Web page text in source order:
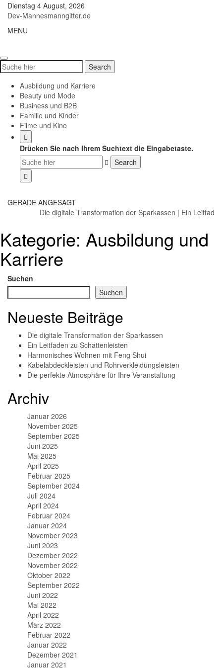
SkipDienstag 4 August, 2026
Dev-Mannesmanngitter.de
MENU
Search
for:
Search
Ausbildung und Karriere
Beauty und Mode
Business und B2B
Familie und Kinder
Filme und Kino
Drücken Sie nach Ihrem Suchtext die Eingabetaste.
GERADE ANGESAGT
Die digitale Transformation der Sparkassen| Ein
Kategorie: Ausbildung und
Karriere
Suchen
Suchen
Neueste Beiträge
Die digitale Transformation der Sparkassen
Ein Leitfaden zu Schattenleisten
Harmonisches Wohnen mit Feng Shui
Kabelabdeckleisten und Rohrverkleidungsleisten
Die perfekte Atmosphäre für Ihre Veranstaltung
Archiv
Januar 2026
November 2025
September 2025
Juni 2025
Mai 2025
April 2025
Februar 2025
September 2024
Juli 2024
April 2024
Februar 2024
Januar 2024
November 2023
Juni 2023
Dezember 2022
November 2022
Oktober 2022
September 2022
Juni 2022
Mai 2022
April 2022
März 2022
Februar 2022
Januar 2022
Dezember 2021
Januar 2021